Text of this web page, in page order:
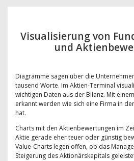
Visualisierung von
und
Diagramme sagen über die
tausend Worte. Im Aktien-Terminal
wichtigen Daten aus der Bilanz. Mit
erkannt werden wie sich eine Firma in
hat.
Charts mit den Aktienbewertungen im
Aktie gerade eher teuer oder günstig
Value-Charts legen offen, ob das
Steigerung des Aktionärskapitals